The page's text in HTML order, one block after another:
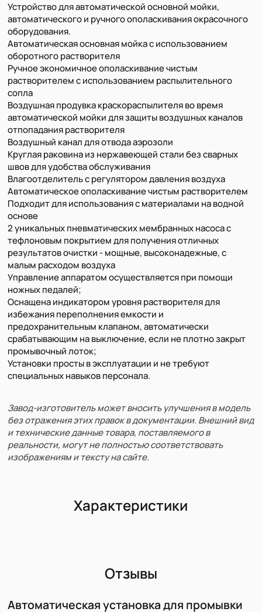
Устройство для автоматической основной мойки,
автоматического и ручного ополаскивания окрасочного
оборудования.
Автоматическая основная мойка с использованием
оборотного растворителя
Ручное экономичное ополаскивание чистым
растворителем с использованием распылительного
сопла
Воздушная продувка краскораспылителя во время
автоматической мойки для защиты воздушных каналов
отпопадания растворителя
Воздушный канал для отвода аэрозоли
Круглая раковина из нержавеющей стали без сварных
швов для удобства обслуживания
Влагоотделитель с регулятором давления воздуха
Автоматическое ополаскивание чистым растворителем
Подходит для использования с материалами на водной
основе
2 уникальных пневматических мембранных насоса с
тефлоновым покрытием для получения отличных
результатов очистки - мощные, высоконадежные, с
малым расходом воздуха
Управление аппаратом осуществляется при помощи
ножных педалей;
Оснащена индикатором уровня растворителя для
избежания переполнения емкости и
предохранительным клапаном, автоматически
срабатывающим на выключение, если не плотно закрыт
промывочный лоток;
Установки просты в эксплуатации и не требуют
специальных навыков персонала.
Завод-изготовитель может вносить улучшения в модель
без отражения этих правок в документации. Внешний вид
и технические данные товара, поставляемого в
реальности, могут не полностью соответствовать
изображениям и тексту на сайте.
Характеристики
Отзывы
Автоматическая установка для промывки